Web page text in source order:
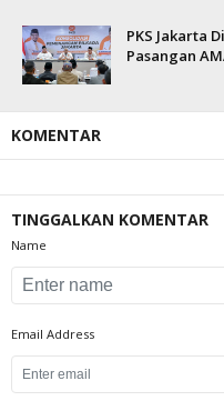
PKS Jakarta
Pasangan
KOMENTAR
TINGGALKAN KOMENTAR
Name
Email Address